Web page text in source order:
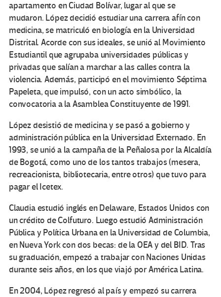
apartamento en Ciudad Bolívar, lugar al que se
mudaron. López decidió estudiar una carrera afín con
medicina, se matriculó en biología en la Universidad
Distrital. Acorde con sus ideales, se unió al Movimiento
Estudiantil que agrupaba universidades públicas y
privadas que salían a marchar a las calles contra la
violencia. Además, participó en el movimiento Séptima
Papeleta, que impulsó, con un acto simbólico, la
convocatoria a la Asamblea Constituyente de 1991.
López desistió de medicina y se pasó a gobierno y
administración pública en la Universidad Externado. En
1993, se unió a la campaña de la Peñalosa por la Alcaldía
de Bogotá, como uno de los tantos trabajos (mesera,
recreacionista, bibliotecaria, entre otros) que tuvo para
pagar el Icetex.
Claudia estudió inglés en Delaware, Estados Unidos con
un crédito de Colfuturo. Luego estudió Administración
Pública y Política Urbana en la Universidad de Columbia,
en Nueva York con dos becas: de la OEA y del BID. Tras
su graduación, empezó a trabajar con Naciones Unidas
durante seis años, en los que viajó por América Latina.
En 2004, López regresó al país y empezó su carrera